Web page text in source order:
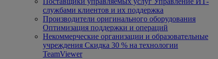
службами клиентов и их поддержка
Производители оригинального оборудования
Оптимизация поддержки и операций
Некоммерческие организации и образовательные
учреждения Скидка 30 % на технологии
TeamViewer